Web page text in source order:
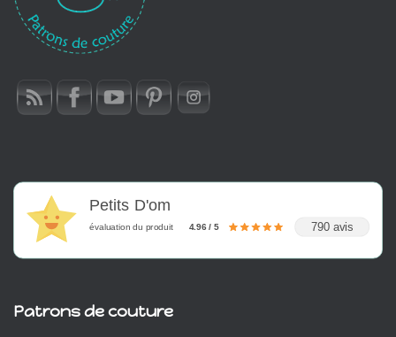
Petits D'om
évaluation du produit 4.96 / 5 790 avis
Patrons de couture